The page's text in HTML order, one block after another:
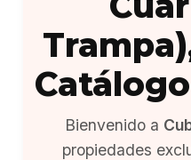
Bienvenido a
propiedades